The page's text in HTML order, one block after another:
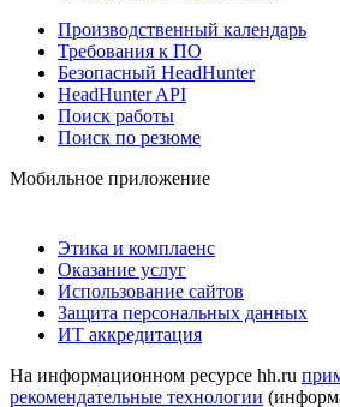
Производственный календарь
Требования к ПО
Безопасный HeadHunter
HeadHunter API
Поиск работы
Поиск по резюме
Мобильное приложение
Этика и комплаенс
Оказание услуг
Использование сайтов
Защита персональных данных
ИТ аккредитация
На информационном ресурсе hh.ru
рекомендательные технологии